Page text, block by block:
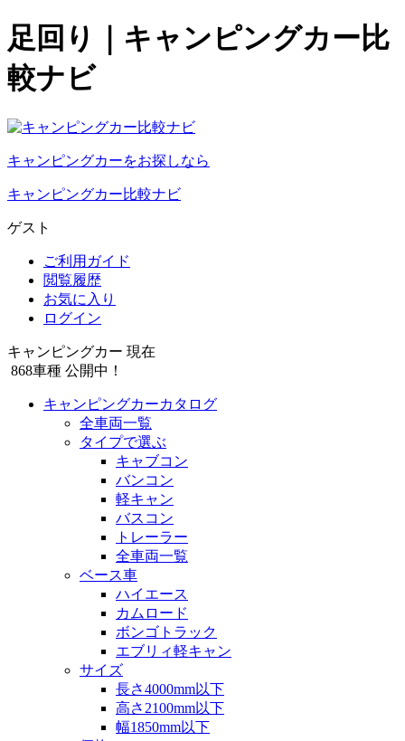
足回り｜キャンピングカー比
較ナビ
キャンピングカーをお探しなら
キャンピングカー比較ナビ
ゲスト
ご利用ガイド
閲覧履歴
お気に入り
ログイン
キャンピングカー 現在
868車種 公開中！
キャンピングカーカタログ
全車両一覧
タイプで選ぶ
キャブコン
バンコン
軽キャン
バスコン
トレーラー
全車両一覧
ベース車
ハイエース
カムロード
ボンゴトラック
エブリィ軽キャン
サイズ
長さ4000mm以下
高さ2100mm以下
幅1850mm以下